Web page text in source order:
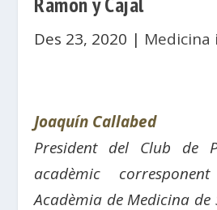
Des 23, 2020 | Medicina
Joaquín Callabed
President del Club de
acadèmic
Acadèmia de Medicina de